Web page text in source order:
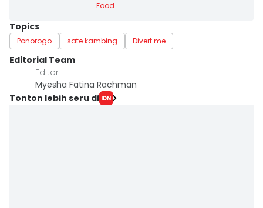
Food
Topics
Ponorogo sate kambing Divert me
Editorial Team
Editor
Myesha Fatina Rachman
Tonton lebih seru di